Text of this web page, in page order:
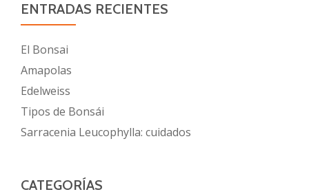
ENTRADAS RECIENTES
El Bonsai
Amapolas
Edelweiss
Tipos de Bonsái
Sarracenia Leucophylla: cuidados
CATEGORÍAS